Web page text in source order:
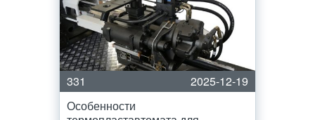
331
2025-12-19
Особенности